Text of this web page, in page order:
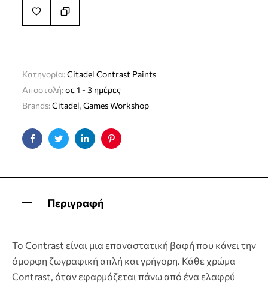
Κατηγορία:Citadel Contrast Paints
Αποστολή:σε 1 - 3 ημέρες
Brands:Citadel,Games Workshop
FacebookTwitterLinkedinPinterest
Περιγραφή
Το Contrast είναι μια επαναστατική βαφή που κάνει την
όμορφη ζωγραφική απλή και γρήγορη. Κάθε χρώμα
Contrast, όταν εφαρμόζεται πάνω από ένα ελαφρύ